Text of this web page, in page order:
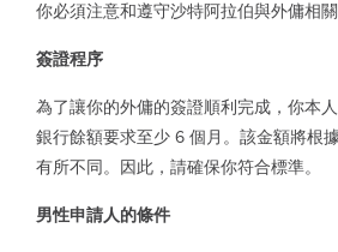
你必須注意和遵守沙特阿拉伯與外傭相關
簽證程序
為了讓你的外傭的簽證順利完成，你本
銀行餘額要求至少 6 個月。該金額將根
有所不同。因此，請確保你符合標準。
男性申請人的條件